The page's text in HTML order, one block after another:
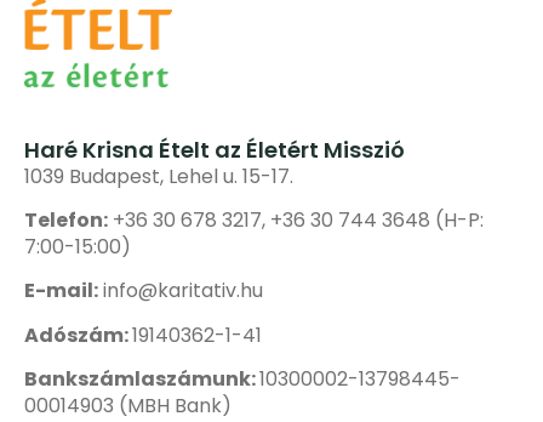
Haré Krisna Ételt az Életért Misszió
1039 Budapest, Lehel u. 15-17.
Telefon: +36 30 678 3217, +36 30 744 3648 (H-P:
7:00-15:00)
E-mail:info@karitativ.hu
Adószám:19140362-1-41
Bankszámlaszámunk:10300002-13798445-
00014903 (MBH Bank)